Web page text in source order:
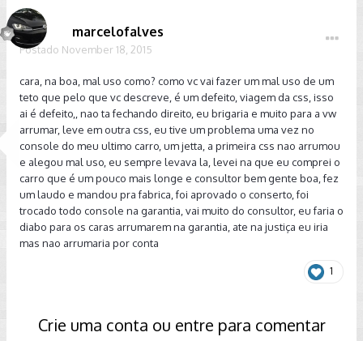
marcelofalves
Postado November 18, 2015
cara, na boa, mal uso como? como vc vai fazer um mal uso de um
teto que pelo que vc descreve, é um defeito, viagem da css, isso
ai é defeito,, nao ta fechando direito, eu brigaria e muito para a vw
arrumar, leve em outra css, eu tive um problema uma vez no
console do meu ultimo carro, um jetta, a primeira css nao arrumou
e alegou mal uso, eu sempre levava la, levei na que eu comprei o
carro que é um pouco mais longe e consultor bem gente boa, fez
um laudo e mandou pra fabrica, foi aprovado o conserto, foi
trocado todo console na garantia, vai muito do consultor, eu faria o
diabo para os caras arrumarem na garantia, ate na justiça eu iria
mas nao arrumaria por conta
1
Crie uma conta ou entre para comentar